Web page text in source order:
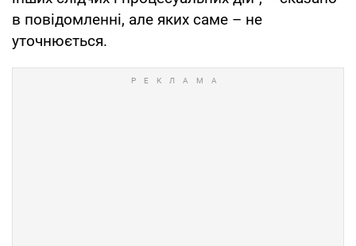
в повідомленні, але яких саме – не
уточнюється.